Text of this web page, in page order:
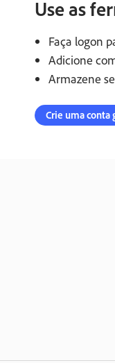
Use as
Faça logon
Adicione
Armazene
Crie uma conta